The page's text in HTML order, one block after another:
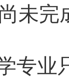
未完
专业